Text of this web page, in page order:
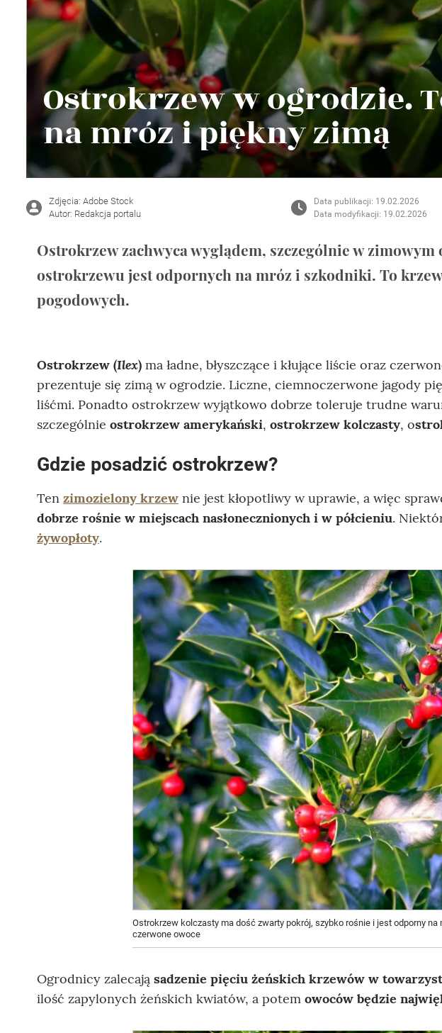
Wellnes
Ostrokrzew w ogrodzie.
na mróz i piękny zimą
Zdjęcia: Adobe Stock
Autor: Redakcja portalu
Data publikacji: 19.02.2026
Data modyfikacji: 19.02.2026
Ostrokrzew zachwyca wyglądem, szczególnie w
ostrokrzewu jest odpornych na mróz i szkodniki. To
pogodowych.
Ostrokrzew (Ilex) ma ładne, błyszczące i kłujące liście oraz
prezentuje się zimą w ogrodzie. Liczne, ciemnoczerwone jagody
liśćmi. Ponadto ostrokrzew wyjątkowo dobrze toleruje trudne
szczególnie ostrokrzew amerykański, ostrokrzew kolczasty, o
Gdzie posadzić ostrokrzew?
Ten zimozielony krzew nie jest kłopotliwy w uprawie, a więc
dobrze rośnie w miejscach nasłonecznionych i w półcieniu.
żywopłoty.
Ostrokrzew kolczasty ma dość zwarty pokrój, szybko rośnie i jest odporny na
czerwone owoce
Ogrodnicy zalecają sadzenie pięciu żeńskich krzewów w
ilość zapylonych żeńskich kwiatów, a potem owoców będzie